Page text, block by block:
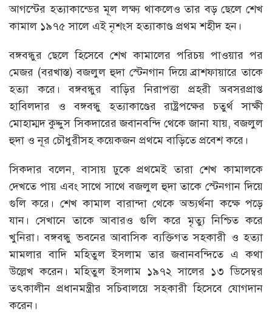
আগস্টের হত্যাকান্ডের মূল লক্ষ্য থাকলেও তার বড় ছেলে শেখ
কামাল ১৯৭৫ সালে এই নৃশংস হত্যাকাণ্ড প্রথম শহীদ হন।
বঙ্গবন্ধুর ছেলে হিসেবে শেখ কামালের পরিচয় পাওয়ার পর
মেজর (বরখাস্ত) বজলুল হুদা স্টেনগান দিয়ে ব্রাশফায়ারে তাকে
হত্যা করে। বঙ্গবন্ধুর বাড়ির নিরাপত্তা প্রহরী অবসরপ্রাপ্ত
হাবিলদার ও বঙ্গবন্ধু হত্যাকাণ্ডের রাষ্ট্রপক্ষের চতুর্থ সাক্ষী
মোহাম্মদ কুদ্দুস সিকদারের জবানবন্দি থেকে জানা যায়, বজলুল
হুদা ও নূর চৌধুরীসহ কয়েকজন প্রথমে বাড়িতে প্রবেশ করে।
সিকদার বলেন, বাসায় ঢুকে প্রথমেই তারা শেখ কামালকে
দেখতে পায় এবং সাথে সাথে বজলুল হুদা তাকে স্টেনগান দিয়ে
গুলি করে। শেখ কামাল বারান্দা থেকে অভ্যর্থনা কক্ষে পড়ে
যান। সেখানে তাকে আবারও গুলি করে মৃত্যু নিশ্চিত করে
খুনিরা। বঙ্গবন্ধু ভবনের আবাসিক ব্যক্তিগত সহকারী ও হত্যা
মামলার বাদি মহিতুল ইসলাম তার জবানবন্দিতে এ কথা
উল্লেখ করেন। মহিতুল ইসলাম ১৯৭২ সালের ১৩ ডিসেম্বর
তৎকালীন প্রধানমন্ত্রীর সচিবালয়ে সহকারী হিসেবে যোগদান
করেন।